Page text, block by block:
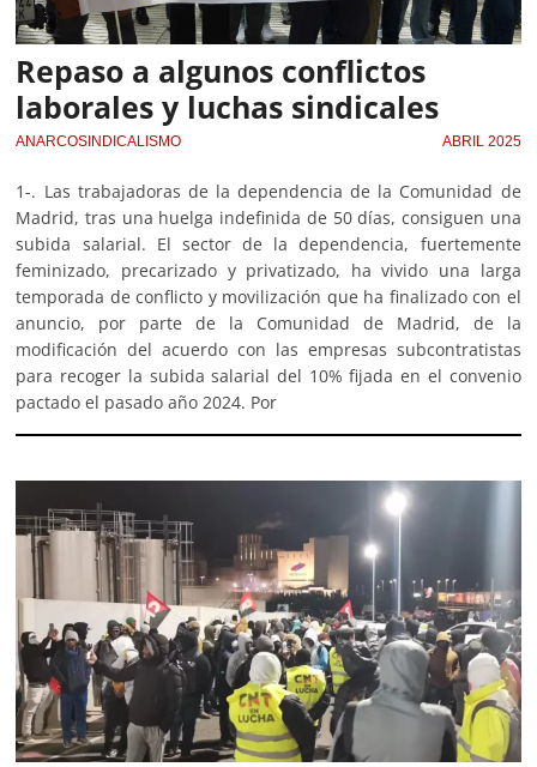
Repaso a algunos conflictos
laborales y luchas sindicales
ANARCOSINDICALISMO ABRIL 2025
1-. Las trabajadoras de la dependencia de la Comunidad de
Madrid, tras una huelga indefinida de 50 días, consiguen una
subida salarial. El sector de la dependencia, fuertemente
feminizado, precarizado y privatizado, ha vivido una larga
temporada de conflicto y movilización que ha finalizado con el
anuncio, por parte de la Comunidad de Madrid, de la
modificación del acuerdo con las empresas subcontratistas
para recoger la subida salarial del 10% fijada en el convenio
pactado el pasado año 2024. Por